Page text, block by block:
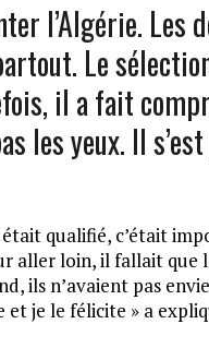
l’Algérie. Les
Le
il a fait
les yeux. Il
était qualifié, c’était
aller loin, il fallait que
ils n’avaient pas
et je le félicite » a